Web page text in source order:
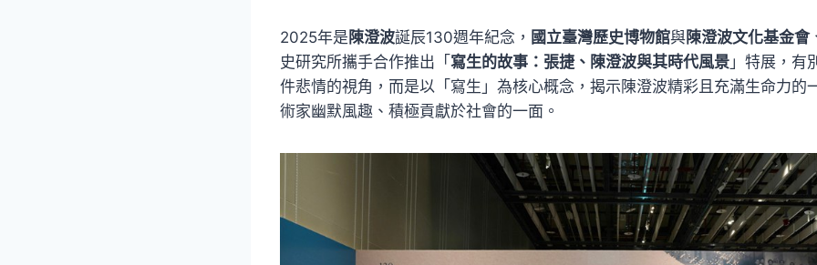
2025年是 陳澄波誕辰130週年紀念， 國立臺灣歷史博物館與陳澄波文化基金會
史研究所攜手合作推出「寫生的故事：張捷、陳澄波與其時代風景 」特展，有
件悲情的視角，而是以「寫生」為核心概念，揭示陳澄波精彩且充滿生命力的
術家幽默風趣、積極貢獻於社會的一面。